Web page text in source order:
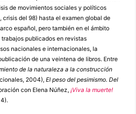
de movimientos sociales y políticos
del 98) hasta el examen global de
español, pero también en el ámbito
publicados en revistas
nacionales e internacionales, la
de una veintena de libros. Entre
de la naturaleza a la construcción
2004), El peso del pesimismo. Del
con Elena Núñez, ¡Viva la muerte!